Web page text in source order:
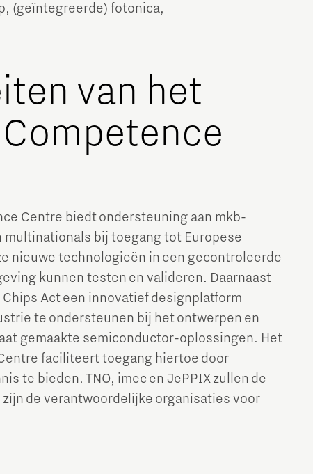
(geïntegreerde) fotonica,
van het
Centre biedt ondersteuning aan mkb-
bij toegang tot Europese
nieuwe technologieën in een gecontroleerde
kunnen testen en valideren. Daarnaast
Chips Act een innovatief designplatform
te ondersteunen bij het ontwerpen en
gemaakte semiconductor-oplossingen. Het
faciliteert toegang hiertoe door
te bieden. TNO, imec en JePPIX zullen de
de verantwoordelijke organisaties voor